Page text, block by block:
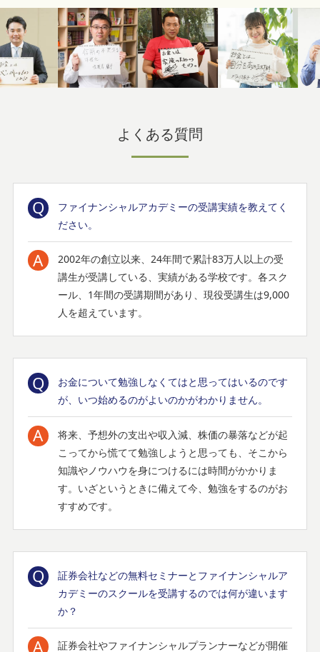
よくある質問
ファイナンシャルアカデミーの受講実績を教えてく
ださい。
2002年の創立以来、 24年間で累計83万人以上の受
講生が受講している、実績がある学校です。各スク
ール、1年間の受講期間があり、現役受講生は9,000
人を超えています。
お金について勉強しなくてはと思ってはいるのです
が、いつ始めるのがよいのかがわかりません。
将来、予想外の支出や収入減、株価の暴落などが起
こってから慌てて勉強しようと思っても、そこから
知識やノウハウを身につけるには時間がかかりま
す。いざというときに備えて今、勉強をするのがお
すすめです。
証券会社などの無料セミナーとファイナンシャルア
カデミーのスクールを受講するのでは何が違います
か？
証券会社やファイナンシャルプランナーなどが開催